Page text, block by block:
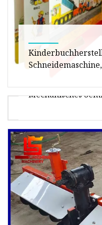
Übersicht
225,00 cm
Mechanisches
Anwendung von
LEISTUNG UND
Aussehen,